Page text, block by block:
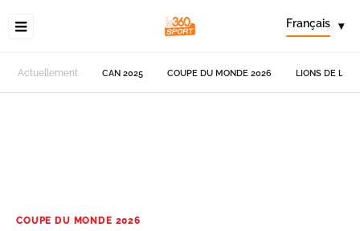
Français ▾
Actuellement CAN 2025 COUPE DU MONDE 2026 LIONS DE
COUPE DU MONDE 2026